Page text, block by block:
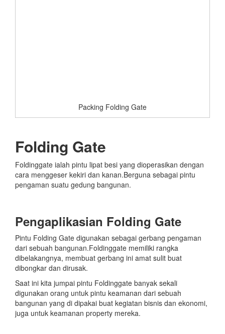
Packing Folding Gate
Folding Gate
Foldinggate ialah pintu lipat besi yang dioperasikan dengan
cara menggeser kekiri dan kanan.Berguna sebagai pintu
pengaman suatu gedung bangunan.
Pengaplikasian Folding Gate
Pintu Folding Gate digunakan sebagai gerbang pengaman
dari sebuah bangunan.Foldinggate memiliki rangka
dibelakangnya, membuat gerbang ini amat sulit buat
dibongkar dan dirusak.
Saat ini kita jumpai pintu Foldinggate banyak sekali
digunakan orang untuk pintu keamanan dari sebuah
bangunan yang di dipakai buat kegiatan bisnis dan ekonomi,
juga untuk keamanan property mereka.